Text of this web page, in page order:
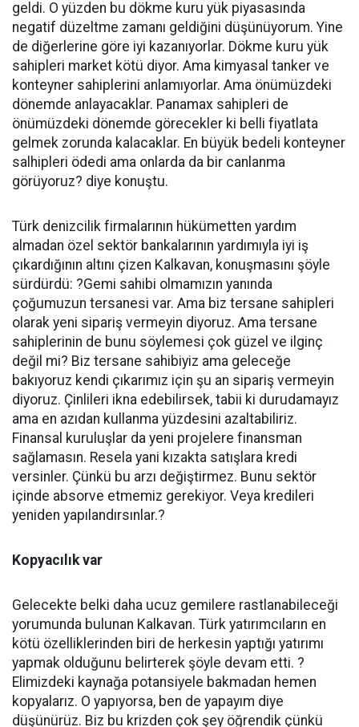
geldi. O yüzden bu dökme kuru yük piyasasında
negatif düzeltme zamanı geldiğini düşünüyorum. Yine
de diğerlerine göre iyi kazanıyorlar. Dökme kuru yük
sahipleri market kötü diyor. Ama kimyasal tanker ve
konteyner sahiplerini anlamıyorlar. Ama önümüzdeki
dönemde anlayacaklar. Panamax sahipleri de
önümüzdeki dönemde görecekler ki belli fiyatlata
gelmek zorunda kalacaklar. En büyük bedeli konteyner
salhipleri ödedi ama onlarda da bir canlanma
görüyoruz? diye konuştu.
Türk denizcilik firmalarının hükümetten yardım
almadan özel sektör bankalarının yardımıyla iyi iş
çıkardığının altını çizen Kalkavan, konuşmasını şöyle
sürdürdü: ?Gemi sahibi olmamızın yanında
çoğumuzun tersanesi var. Ama biz tersane sahipleri
olarak yeni sipariş vermeyin diyoruz. Ama tersane
sahiplerinin de bunu söylemesi çok güzel ve ilginç
değil mi? Biz tersane sahibiyiz ama geleceğe
bakıyoruz kendi çıkarımız için şu an sipariş vermeyin
diyoruz. Çinlileri ikna edebilirsek, tabii ki durudamayız
ama en azıdan kullanma yüzdesini azaltabiliriz.
Finansal kuruluşlar da yeni projelere finansman
sağlamasın. Resela yani kızakta satışlara kredi
versinler. Çünkü bu arzı değiştirmez. Bunu sektör
içinde absorve etmemiz gerekiyor. Veya kredileri
yeniden yapılandırsınlar.?
Kopyacılık var
Gelecekte belki daha ucuz gemilere rastlanabileceği
yorumunda bulunan Kalkavan. Türk yatırımcıların en
kötü özelliklerinden biri de herkesin yaptığı yatırımı
yapmak olduğunu belirterek şöyle devam etti. ?
Elimizdeki kaynağa potansiyele bakmadan hemen
kopyalarız. O yapıyorsa, ben de yapayım diye
düşünürüz. Biz bu krizden çok şey öğrendik çünkü